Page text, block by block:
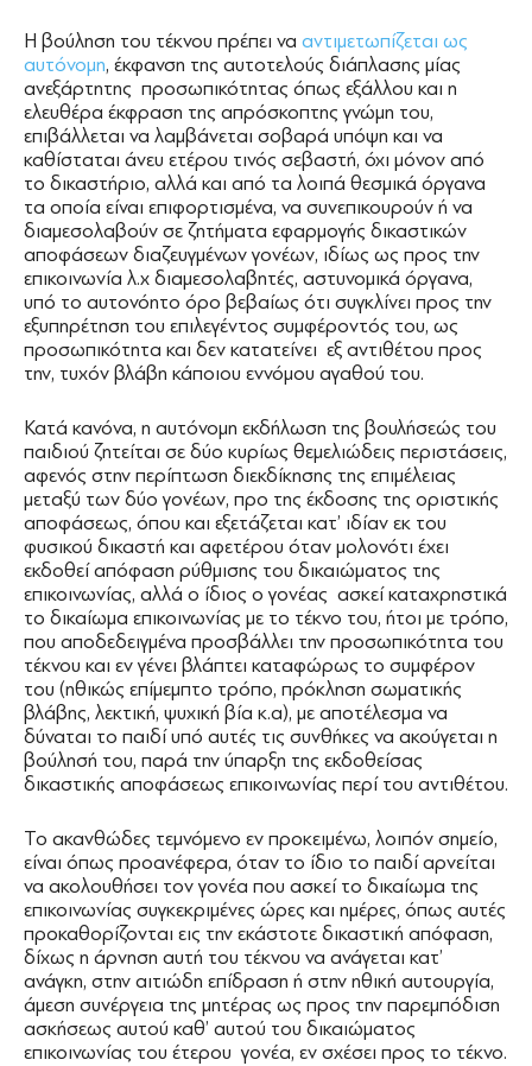
Η βούληση του τέκνου πρέπει να αντιμετωπίζεται ως
αυτόνομη, έκφανση της αυτοτελούς διάπλασης μίας
ανεξάρτητης προσωπικότητας όπως εξάλλου και η
ελευθέρα έκφραση της απρόσκοπτης γνώμη του,
επιβάλλεται να λαμβάνεται σοβαρά υπόψη και να
καθίσταται άνευ ετέρου τινός σεβαστή, όχι μόνον από
το δικαστήριο, αλλά και από τα λοιπά θεσμικά όργανα
τα οποία είναι επιφορτισμένα, να συνεπικουρούν ή να
διαμεσολαβούν σε ζητήματα εφαρμογής δικαστικών
αποφάσεων διαζευγμένων γονέων, ιδίως ως προς την
επικοινωνία λ.χ διαμεσολαβητές, αστυνομικά όργανα,
υπό το αυτονόητο όρο βεβαίως ότι συγκλίνει προς την
εξυπηρέτηση του επιλεγέντος συμφέροντός του, ως
προσωπικότητα και δεν κατατείνει εξ αντιθέτου προς
την, τυχόν βλάβη κάποιου εννόμου αγαθού του.
Κατά κανόνα, η αυτόνομη εκδήλωση της βουλήσεώς του
παιδιού ζητείται σε δύο κυρίως θεμελιώδεις περιστάσεις,
αφενός στην περίπτωση διεκδίκησης της επιμέλειας
μεταξύ των δύο γονέων, προ της έκδοσης της οριστικής
αποφάσεως, όπου και εξετάζεται κατ’ ιδίαν εκ του
φυσικού δικαστή και αφετέρου όταν μολονότι έχει
εκδοθεί απόφαση ρύθμισης του δικαιώματος της
επικοινωνίας, αλλά ο ίδιος ο γονέας ασκεί καταχρηστικά
το δικαίωμα επικοινωνίας με το τέκνο του, ήτοι με τρόπο,
που αποδεδειγμένα προσβάλλει την προσωπικότητα του
τέκνου και εν γένει βλάπτει καταφώρως το συμφέρον
του (ηθικώς επίμεμπτο τρόπο, πρόκληση σωματικής
βλάβης, λεκτική, ψυχική βία κ.α), με αποτέλεσμα να
δύναται το παιδί υπό αυτές τις συνθήκες να ακούγεται η
βούλησή του, παρά την ύπαρξη της εκδοθείσας
δικαστικής αποφάσεως επικοινωνίας περί του αντιθέτου.
Το ακανθώδες τεμνόμενο εν προκειμένω, λοιπόν σημείο,
είναι όπως προανέφερα, όταν το ίδιο το παιδί αρνείται
να ακολουθήσει τον γονέα που ασκεί το δικαίωμα της
επικοινωνίας συγκεκριμένες ώρες και ημέρες, όπως αυτές
προκαθορίζονται εις την εκάστοτε δικαστική απόφαση,
δίχως η άρνηση αυτή του τέκνου να ανάγεται κατ’
ανάγκη, στην αιτιώδη επίδραση ή στην ηθική αυτουργία,
άμεση συνέργεια της μητέρας ως προς την παρεμπόδιση
ασκήσεως αυτού καθ’ αυτού του δικαιώματος
επικοινωνίας του έτερου γονέα, εν σχέσει προς το τέκνο.